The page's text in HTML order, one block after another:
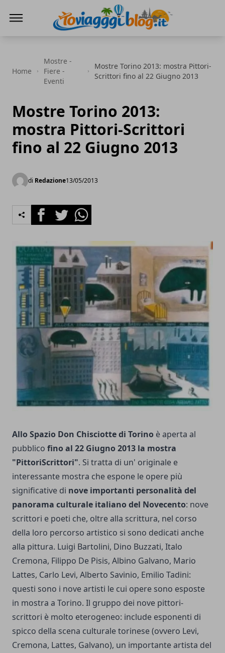
Home
Mostre -
Fiere -
Eventi
Mostre Torino 2013: mostra Pittori-
Scrittori fino al 22 Giugno 2013
Mostre Torino 2013:
mostra Pittori-Scrittori
fino al 22 Giugno 2013
di Redazione13/05/2013
FacebookTwitterWhatsapp
Allo Spazio Don Chisciotte di Torino è aperta al
pubblico fino al 22 Giugno 2013 la mostra
"PittoriScrittori". Si tratta di un' originale e
interessante mostra che espone le opere più
significative di nove importanti personalità del
panorama culturale italiano del Novecento: nove
scrittori e poeti che, oltre alla scrittura, nel corso
della loro percorso artistico si sono dedicati anche
alla pittura. Luigi Bartolini, Dino Buzzati, Italo
Cremona, Filippo De Pisis, Albino Galvano, Mario
Lattes, Carlo Levi, Alberto Savinio, Emilio Tadini:
questi sono i nove artisti le cui opere sono esposte
in mostra a Torino. Il gruppo dei nove pittori-
scrittori è molto eterogeneo: include esponenti di
spicco della scena culturale torinese (ovvero Levi,
Cremona, Lattes, Galvano), un importante artista del